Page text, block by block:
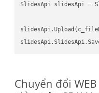
SlidesApi slidesApi =
Chuyển đổi